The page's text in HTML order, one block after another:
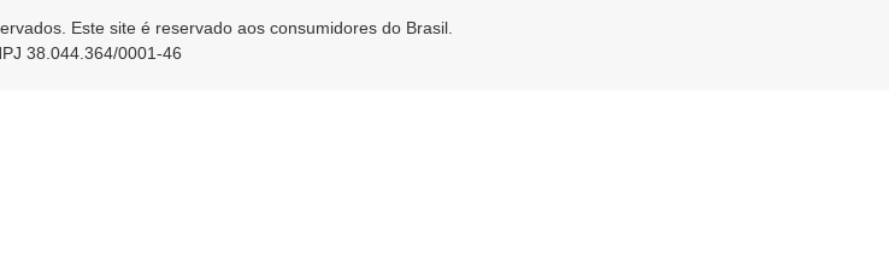
Este site é reservado aos consumidores do Brasil.
38.044.364/0001-46